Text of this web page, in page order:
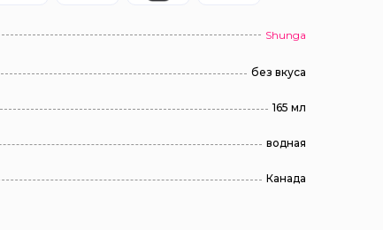
Shunga
без вкуса
165 мл
водная
Канада